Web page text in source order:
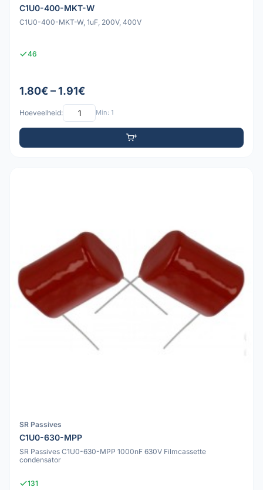
C1U0-400-MKT-W
C1U0-400-MKT-W, 1uF, 200V, 400V
46
1.80€ – 1.91€
Hoeveelheid: Min: 1
SR Passives
C1U0-630-MPP
SR Passives C1U0-630-MPP 1000nF 630V Filmcassette
condensator
131